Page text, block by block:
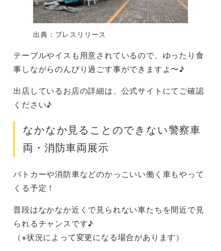
出典：プレスリリース
テーブルやイスも用意されているので、ゆったり食
事しながらのんびり過ごす事ができますよ〜♪
出店しているお店の詳細は、公式サイトにてご確認
ください♪
なかなか見ることのできない警察車
両・消防車両展示
パトカーや消防車などのかっこいい働く車もやって
くる予定！
普段はなかなか近くで見られない車たちを間近で見
られるチャンスです♪
（※状況によって変更になる場合があります）